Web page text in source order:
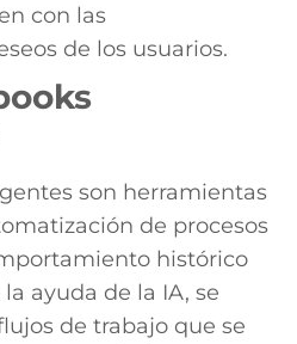
con las
de los usuarios.
son herramientas
de procesos
histórico
ayuda de la IA, se
de trabajo que se